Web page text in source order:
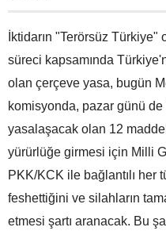
İktidarın "Terörsüz Türkiye"
süreci kapsamında
olan çerçeve yasa, bugün
komisyonda, pazar günü
yasalaşacak olan 12
yürürlüğe girmesi için Milli
PKK/KCK ile bağlantılı her
feshettiğini ve silahların
etmesi şartı aranacak. Bu